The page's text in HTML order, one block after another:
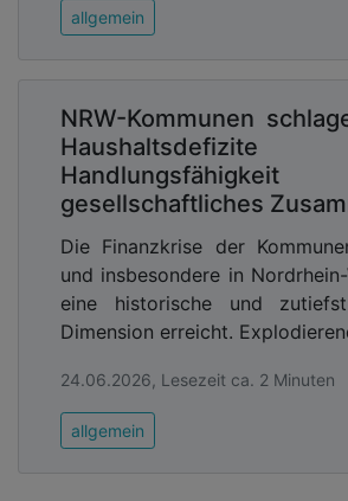
allgemein
NRW-Kommunen
Haushaltsdefizite
gesellschaftliches
Die Finanzkrise der
und insbesondere in
eine historische und
Dimension erreicht.
24.06.2026, Lesezeit ca. 2 Minuten
allgemein